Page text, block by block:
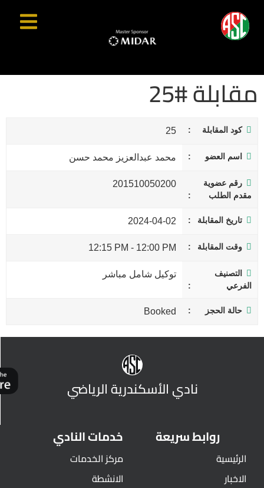
مقابلة #25
كود المقابلة 25
اسم العضو محمد عبدالعزيز محمد حسن
رقم عضوية
مقدم الطلب
201510050200
تاريخ المقابلة 2024-04-02
وقت المقابلة 12:00 PM
-
12:15 PM
التصنيف
الفرعي
توكيل شامل مباشر
حالة الحجز Booked
نادي الأسكندرية الرياضي
روابط سريعة
الرئيسية
الاخبار
خدمات النادي
مركز الخدمات
الانشطة